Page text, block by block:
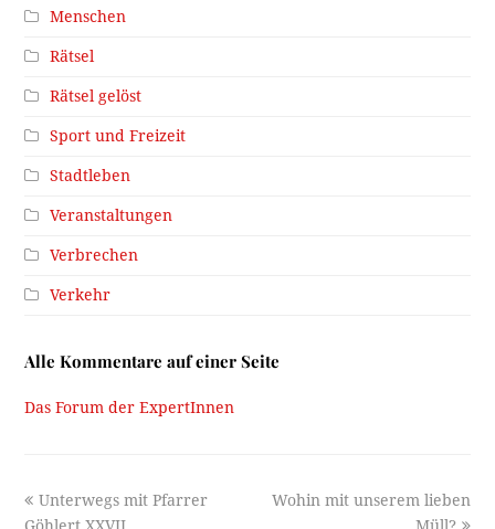
Menschen
Rätsel
Rätsel gelöst
Sport und Freizeit
Stadtleben
Veranstaltungen
Verbrechen
Verkehr
Alle Kommentare auf einer Seite
Das Forum der ExpertInnen
previous
post:
Unterwegs mit Pfarrer
Göhlert XXVII
next
Wohin mit unserem lieben
Müll?